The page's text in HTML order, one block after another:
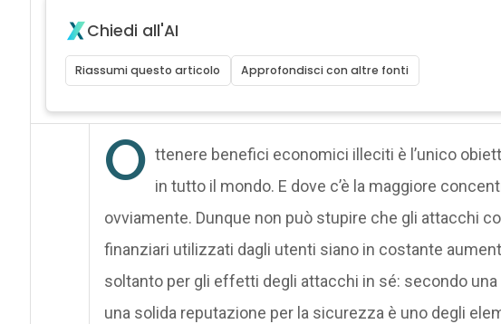
Chiedi all'AI
Riassumi questo articolo Approfondisci con altre fonti
O ttenere benefici economici illeciti è l’unico
in tutto il mondo. E dove c’è la maggiore
ovviamente. Dunque non può stupire che gli attacchi
finanziari utilizzati dagli utenti siano in costante
soltanto per gli effetti degli attacchi in sé: secondo
una solida reputazione per la sicurezza è uno degli